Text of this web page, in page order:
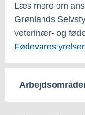
Læs mere om
Grønlands
veterinær- og